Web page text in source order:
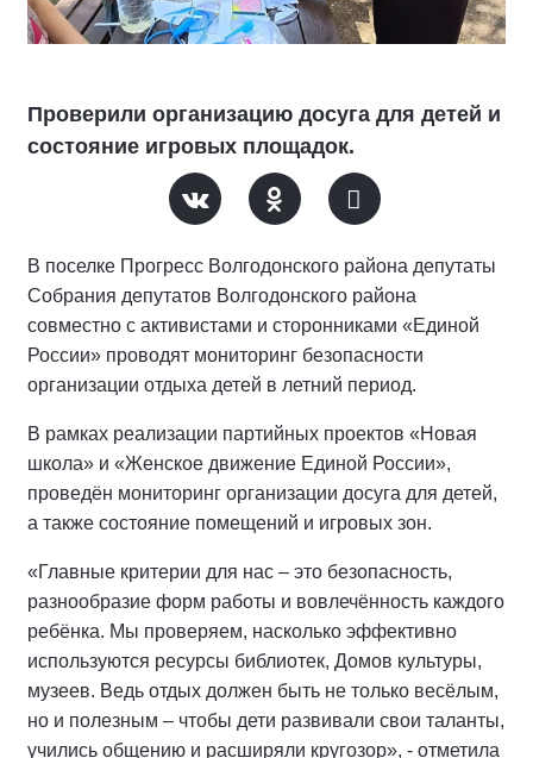
Проверили организацию досуга для детей и
состояние игровых площадок.
В поселке Прогресс Волгодонского района депутаты
Собрания депутатов Волгодонского района
совместно с активистами и сторонниками «Единой
России» проводят мониторинг безопасности
организации отдыха детей в летний период.
В рамках реализации партийных проектов «Новая
школа» и «Женское движение Единой России»,
проведён мониторинг организации досуга для детей,
а также состояние помещений и игровых зон.
«Главные критерии для нас – это безопасность,
разнообразие форм работы и вовлечённость каждого
ребёнка. Мы проверяем, насколько эффективно
используются ресурсы библиотек, Домов культуры,
музеев. Ведь отдых должен быть не только весёлым,
но и полезным – чтобы дети развивали свои таланты,
учились общению и расширяли кругозор», - отметила